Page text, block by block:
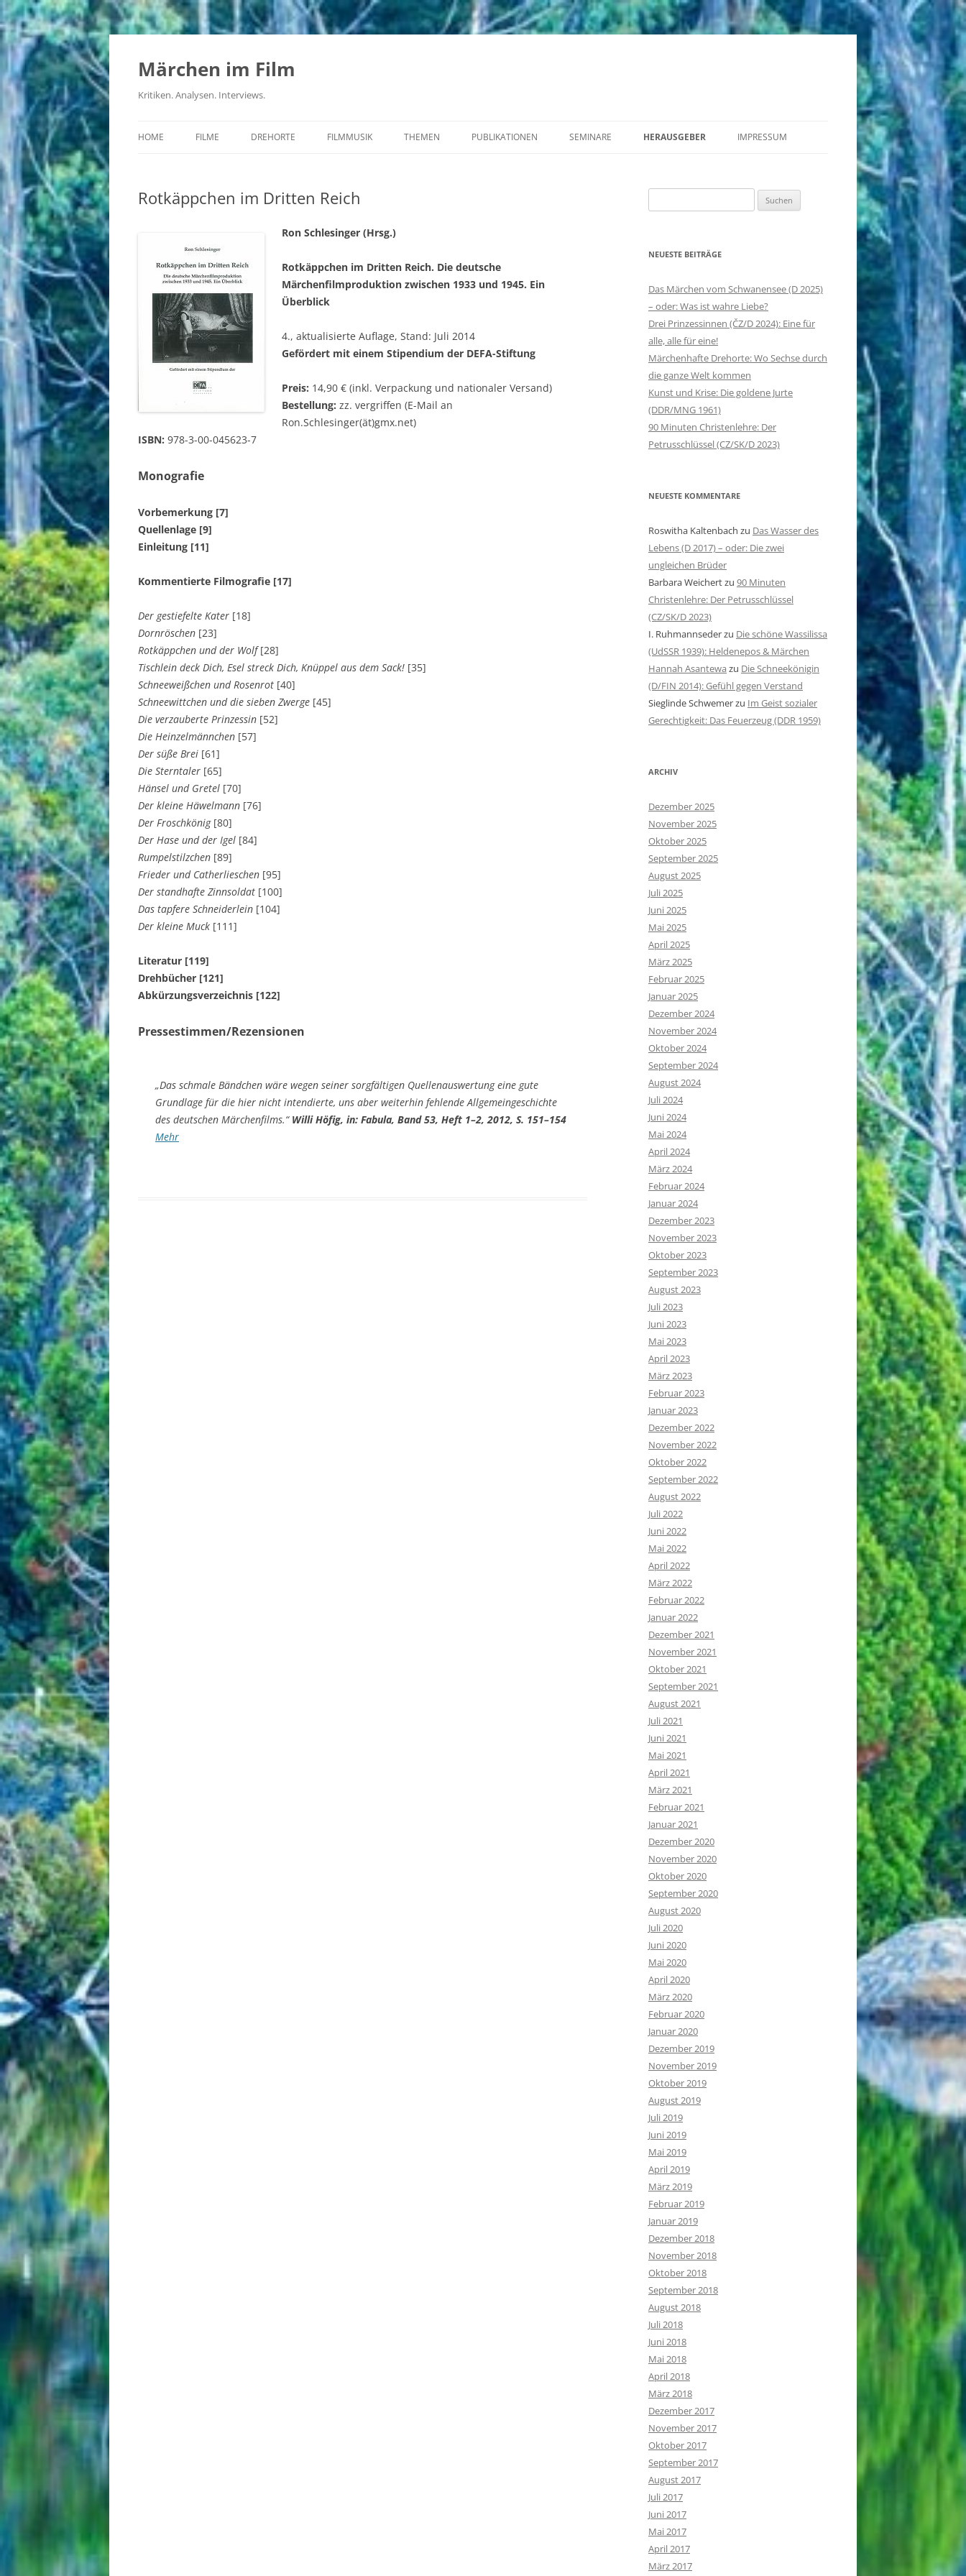
Zum
springen
Märchen im Film
Kritiken. Analysen. Interviews.
HOME FILME
BRD
UDSSR
ČSSR
USA
FRANKREICH
ITALIEN
DREHORTE FILMMUSIK THEMEN PUBLIKATIONEN SEMINARE HERAUSGEBER
MÄRCHEN-DIA-ROLLFILM IN DER
DDR
MÄRCHENSPIELFILM
MÄRCHEN IM MEDIENWECHSEL
ROTKÄPPCHEN IM DRITTEN
REICH
IMPRESSUM
Rotkäppchen im Dritten Reich
Ron Schlesinger (Hrsg.)
Rotkäppchen im Dritten Reich. Die deutsche
Märchenfilmproduktion zwischen 1933 und 1945. Ein
Überblick
4., aktualisierte Auflage, Stand: Juli 2014
Gefördert mit einem Stipendium der DEFA-Stiftung
Preis: 14,90 € (inkl. Verpackung und nationaler Versand)
Bestellung: zz. vergriffen (E-Mail an
Ron.Schlesinger(ät)gmx.net)
ISBN: 978-3-00-045623-7
Monografie
Vorbemerkung [7]
Quellenlage [9]
Einleitung [11]
Kommentierte Filmografie [17]
Der gestiefelte Kater [18]
Dornröschen [23]
Rotkäppchen und der Wolf[28]
Tischlein deck Dich, Esel streck Dich, Knüppel aus dem Sack! [35]
Schneeweißchen und Rosenrot [40]
Schneewittchen und die sieben Zwerge [45]
Die verzauberte Prinzessin [52]
Die Heinzelmännchen [57]
Der süße Brei [61]
Die Sterntaler [65]
Hänsel und Gretel [70]
Der kleine Häwelmann [76]
Der Froschkönig[80]
Der Hase und der Igel [84]
Rumpelstilzchen [89]
Frieder und Catherlieschen [95]
Der standhafte Zinnsoldat [100]
Das tapfere Schneiderlein [104]
Der kleine Muck [111]
Literatur [119]
Drehbücher [121]
Abkürzungsverzeichnis [122]
Pressestimmen/Rezensionen
„Das schmale Bändchen wäre wegen seiner sorgfältigen Quellenauswertung eine gute
Grundlage für die hier nicht intendierte, uns aber weiterhin fehlende Allgemeingeschichte
des deutschen Märchenfilms.“ Willi Höfig, in: Fabula, Band 53, Heft 1–2, 2012, S. 151–154
Mehr
nach:
NEUESTE BEITRÄGE
Das Märchen vom Schwanensee (D 2025)
– oder: Was ist wahre Liebe?
Drei Prinzessinnen (ČZ/D 2024): Eine für
alle, alle für eine!
Märchenhafte Drehorte: Wo Sechse durch
die ganze Welt kommen
Kunst und Krise: Die goldene Jurte
(DDR/MNG 1961)
90 Minuten Christenlehre: Der
Petrusschlüssel (CZ/SK/D 2023)
NEUESTE KOMMENTARE
Roswitha Kaltenbach zu Das Wasser des
Lebens (D 2017) – oder: Die zwei
ungleichen Brüder
Barbara Weichertzu 90 Minuten
Christenlehre: Der Petrusschlüssel
(CZ/SK/D 2023)
I. Ruhmannsederzu Die schöne Wassilissa
(UdSSR 1939): Heldenepos & Märchen
Hannah Asantewa zu Die Schneekönigin
(D/FIN 2014): Gefühl gegen Verstand
Sieglinde Schwemerzu Im Geist sozialer
Gerechtigkeit: Das Feuerzeug (DDR 1959)
ARCHIV
Dezember 2025
November 2025
Oktober 2025
September 2025
August 2025
Juli 2025
Juni 2025
Mai 2025
April 2025
März 2025
Februar 2025
Januar 2025
Dezember 2024
November 2024
Oktober 2024
September 2024
August 2024
Juli 2024
Juni 2024
Mai 2024
April 2024
März 2024
Februar 2024
Januar 2024
Dezember 2023
November 2023
Oktober 2023
September 2023
August 2023
Juli 2023
Juni 2023
Mai 2023
April 2023
März 2023
Februar 2023
Januar 2023
Dezember 2022
November 2022
Oktober 2022
September 2022
August 2022
Juli 2022
Juni 2022
Mai 2022
April 2022
März 2022
Februar 2022
Januar 2022
Dezember 2021
November 2021
Oktober 2021
September 2021
August 2021
Juli 2021
Juni 2021
Mai 2021
April 2021
März 2021
Februar 2021
Januar 2021
Dezember 2020
November 2020
Oktober 2020
September 2020
August 2020
Juli 2020
Juni 2020
Mai 2020
April 2020
März 2020
Februar 2020
Januar 2020
Dezember 2019
November 2019
Oktober 2019
August 2019
Juli 2019
Juni 2019
Mai 2019
April 2019
März 2019
Februar 2019
Januar 2019
Dezember 2018
November 2018
Oktober 2018
September 2018
August 2018
Juli 2018
Juni 2018
Mai 2018
April 2018
März 2018
Dezember 2017
November 2017
Oktober 2017
September 2017
August 2017
Juli 2017
Juni 2017
Mai 2017
April 2017
März 2017